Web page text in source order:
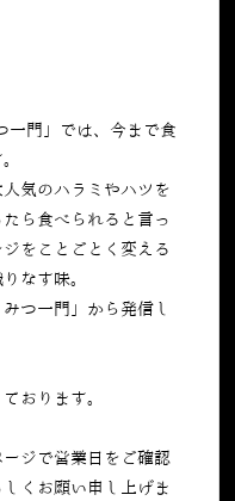
一門」では、今まで食
気のハラミやハツを
ら食べられると言っ
をことごとく変える
なす味。
つ一門」から発信し
おります。
ジで営業日をご確認
くお願い申し上げま